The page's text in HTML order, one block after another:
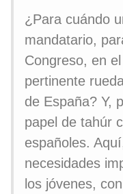
¿Para cuándo
mandatario,
Congreso, en
pertinente
de España? Y,
papel de tahúr
españoles.
necesidades
los jóvenes,